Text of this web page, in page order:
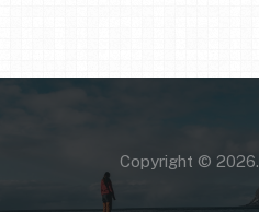
Copyright © 2026.